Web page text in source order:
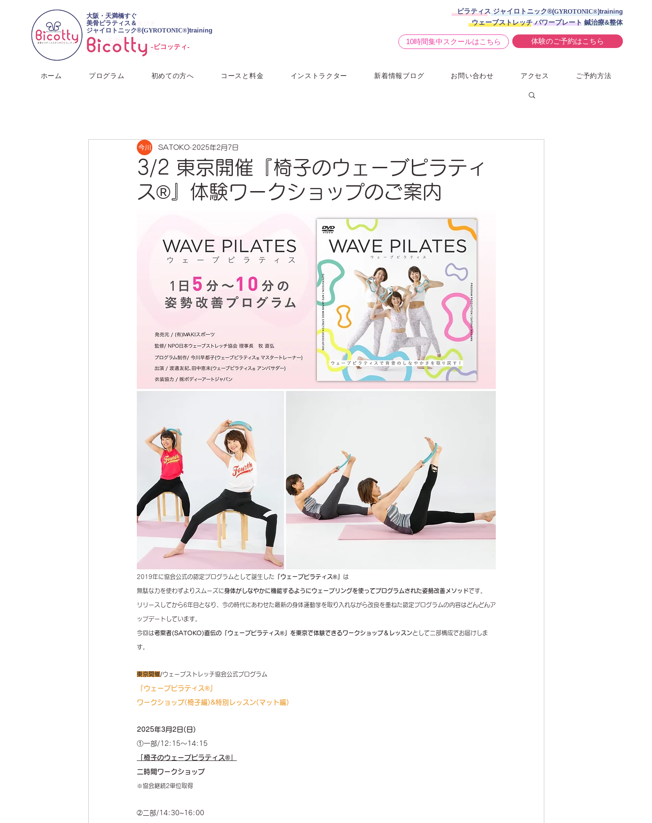
大阪・天満橋すぐ
美骨ピラティススタジオ
​大阪・天満橋すぐ
美骨ピラティススタジオ
​大阪・天満橋すぐ
美骨ピラティス＆
ジャイロトニック®︎(GYROTONIC®)training
-ビコッティ-
ピラティス ジャイロトニック®︎(GYROTONIC®)training
ウェーブストレッチ パワープレート 鍼治療&整体
10時間集中スクールはこちら 体験のご予約はこちら
ホーム プログラム 初めての方へ コースと料金 インストラクター 新着情報ブログ お問い合わせ アクセス ご予約方法
3/2 東京開催『椅子のウェーブピラティ
ス®』体験ワークショップのご案内
SATOKO 2025年2月7日
2019年に協会公式の認定プログラムとして誕生した 『ウェーブピラティス®』 は
無駄な力を使わずよりスムーズに身体がしなやかに機能するようにウェーブリングを使ってプログラムされた姿勢改善メソッドです。
リリースしてから6年目となり、今の時代にあわせた最新の身体運動学を取り入れながら改良を重ねた認定プログラムの内容はどんどんア
ップデートしています。
今回は考案者(SATOKO)直伝の 『ウェーブピラティス®』 を東京で体験できるワークショップ＆レッスンとして二部構成でお届けしま
す。
東京開催/ウェーブストレッチ協会公式プログラム
『ウェーブピラティス®』
ワークショップ(椅子編)&特別レッスン(マット編)
2025年3月2日(日)
①一部/12:15〜14:15
「椅子のウェーブピラティス®︎」
二時間ワークショップ
※協会継続2単位取得
➁二部/14:30~16:00